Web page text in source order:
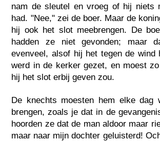
nam de sleutel en vroeg of hij niets
had. "Nee," zei de boer. Maar de
hij ook het slot meebrengen. De
hadden ze niet gevonden; maar
evenveel, alsof hij het tegen de wind
werd in de kerker gezet, en moest
hij het slot erbij geven zou.
De knechts moesten hem elke dag
brengen, zoals je dat in de
hoorden ze dat de man aldoor maar
maar naar mijn dochter geluisterd!